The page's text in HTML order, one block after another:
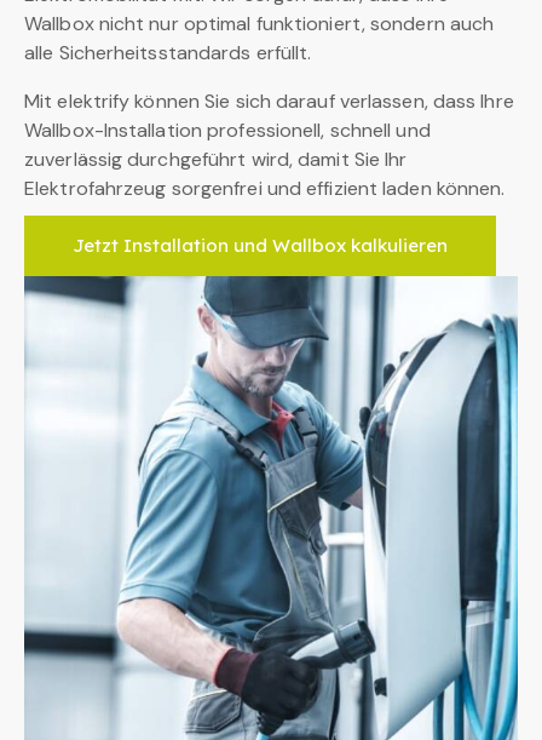
Wallbox nicht nur optimal funktioniert, sondern auch
alle Sicherheitsstandards erfüllt.
Mit elektrify können Sie sich darauf verlassen, dass Ihre
Wallbox-Installation professionell, schnell und
zuverlässig durchgeführt wird, damit Sie Ihr
Elektrofahrzeug sorgenfrei und effizient laden können.
Jetzt Installation und Wallbox kalkulieren